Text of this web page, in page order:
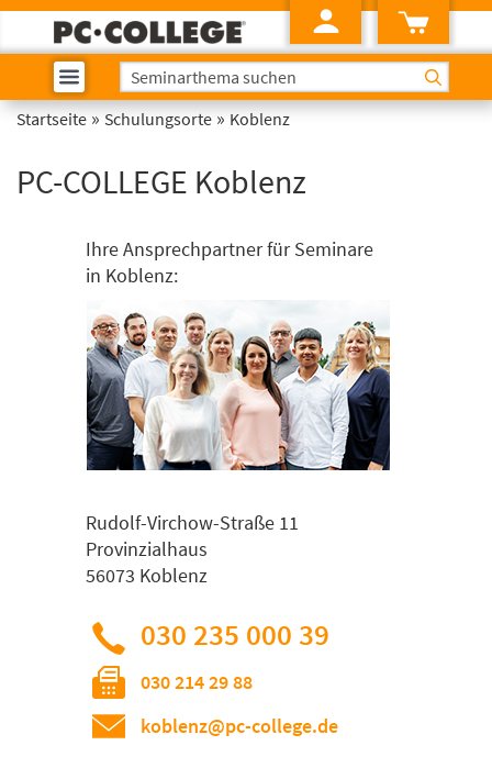
Startseite » Schulungsorte » Koblenz
PC-COLLEGE Koblenz
Ihre Ansprechpartner für Seminare
in Koblenz:
Rudolf-Virchow-Straße 11
Provinzialhaus
56073 Koblenz
030 235 000 39
030 214 29 88
koblenz@pc-college.de